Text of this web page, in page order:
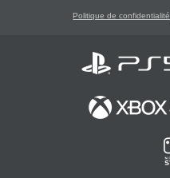
Politique de confidentialité